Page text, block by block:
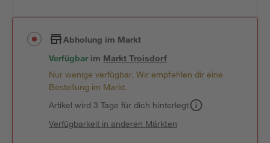
Abholung im Markt
Verfügbar im MarktTroisdorf
Nur wenige verfügbar. Wir empfehlen dir eine
Bestellung im Markt.
Artikel wird 3 Tage für dich hinterlegt
Verfügbarkeit in anderen Märkten